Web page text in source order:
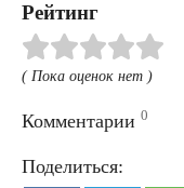
Рейтинг
( Пока оценок нет )
Комментарии 0
Поделиться: